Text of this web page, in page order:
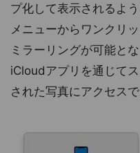
プ化して表示されるよ
メニューからワンクリ
ミラーリングが可能と
iCloudアプリを通じて
された写真にアクセス